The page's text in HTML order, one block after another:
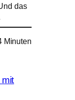
das
Minuten